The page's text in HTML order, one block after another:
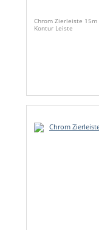
Chrom Zierleiste
Kontur Leiste